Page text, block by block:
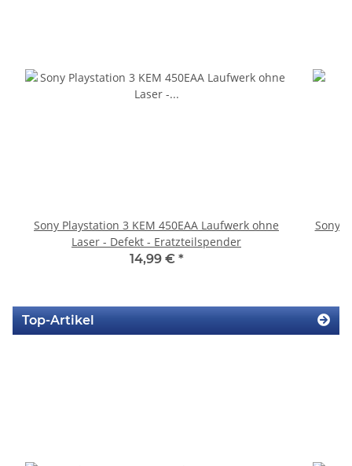
Sony Playstation 3 KEM 450EAA Laufwerk ohne
Laser - Defekt - Eratzteilspender
14,99 € *
Sony
Top-Artikel